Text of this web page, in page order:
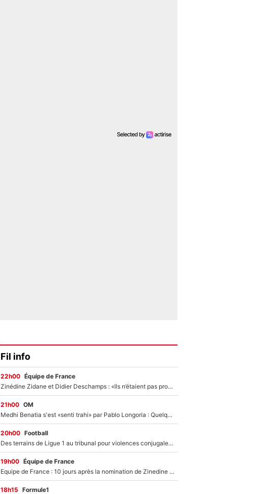
Fil info
22h00 Équipe de France
Zinédine Zidane et Didier Deschamps : «Ils n’étaient pas proches», les confidences d’un membre de l’équipe de France 1998 sur leur relation spéciale
21h00 OM
Medhi Benatia s'est «senti trahi» par Pablo Longoria : Quelques semaines après son départ, l'ancien directeur de football de l'OM règle ses comptes
20h00 Football
Des terrains de Ligue 1 au tribunal pour violences conjugales : Un arbitre français encourt une peine de 18 mois de prison !
19h00 Équipe de France
Equipe de France : 10 jours après la nomination de Zinedine Zidane, c'est au tour de son fils de prendre un nouveau départ !
18h15 Formule1